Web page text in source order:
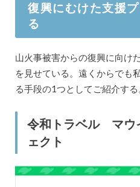
復興にむけた支援
る
山火事被害からの復興に向け
を見せている。遠くからでも
る手段の1つとしてご紹介する
令和トラベル マウ
ェクト